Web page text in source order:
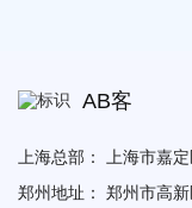
AB客
上海总部：
上海市嘉
郑州地址：
郑州市高